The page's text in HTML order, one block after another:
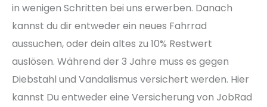
in wenigen Schritten bei uns erwerben. Danach
kannst du dir entweder ein neues Fahrrad
aussuchen, oder dein altes zu 10% Restwert
auslösen. Während der 3 Jahre muss es gegen
Diebstahl und Vandalismus versichert werden. Hier
kannst Du entweder eine Versicherung von JobRad